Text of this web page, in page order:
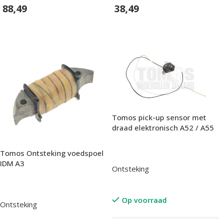
88,49 38,49
Tomos Ontsteking voedspoel
IDM A3
Ontsteking
Tomos pick-up sensor met
draad elektronisch A52 / A55
Ontsteking
Op voorraad